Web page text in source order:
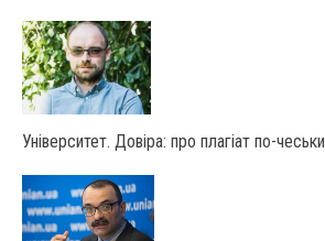
Університет. Довіра: про плагіат по-чеськи